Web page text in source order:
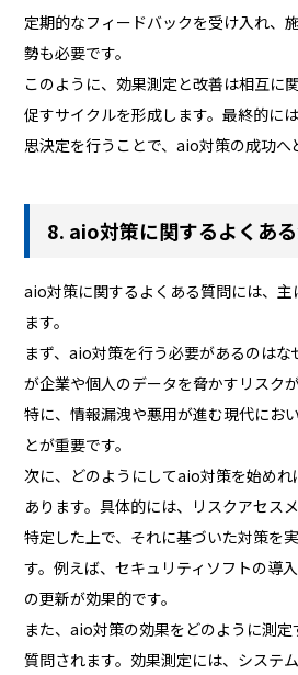
定期的なフィードバックを受け入れ、
勢も必要です。
このように、効果測定と改善は相互に
促すサイクルを形成します。最終的に
思決定を行うことで、aio対策の成功へ
8. aio対策に関するよくあ
aio対策に関するよくある質問には、主
ます。
まず、aio対策を行う必要があるのは
が企業や個人のデータを脅かすリスク
特に、情報漏洩や悪用が進む現代にお
とが重要です。
次に、どのようにしてaio対策を始め
あります。具体的には、リスクアセス
特定した上で、それに基づいた対策を
す。例えば、セキュリティソフトの導
の更新が効果的です。
また、aio対策の効果をどのように測
質問されます。効果測定には、システ